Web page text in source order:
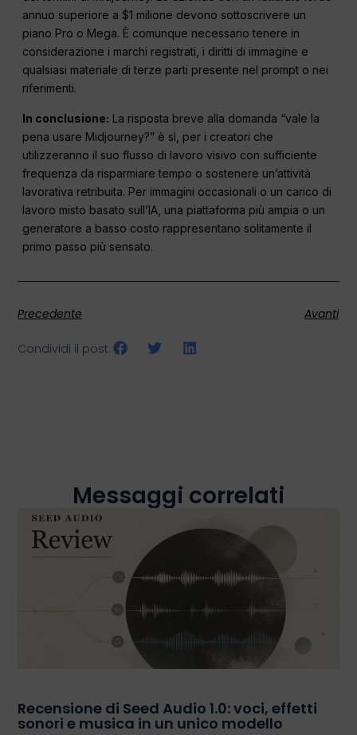
annuo superiore a $1 milione devono sottoscrivere un
piano Pro o Mega. È comunque necessario tenere in
considerazione i marchi registrati, i diritti di immagine e
qualsiasi materiale di terze parti presente nel prompt o nei
riferimenti.
In conclusione: La risposta breve alla domanda “vale la
pena usare Midjourney?” è sì, per i creatori che
utilizzeranno il suo flusso di lavoro visivo con sufficiente
frequenza da risparmiare tempo o sostenere un’attività
lavorativa retribuita. Per immagini occasionali o un carico di
lavoro misto basato sull’IA, una piattaforma più ampia o un
generatore a basso costo rappresentano solitamente il
primo passo più sensato.
Precedente Avanti
Condividi il post:
Messaggi correlati
Recensione di Seed Audio 1.0: voci, effetti
sonori e musica in un unico modello